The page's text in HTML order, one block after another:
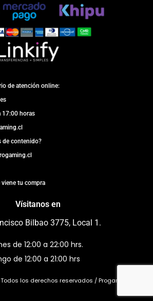
de atención online:
17:00 horas
de contenido?
viene tu compra
Vísitanos en
Bilbao 3775, Local 1.
de 12:00 a 22:00 hrs.
de 12:00 a 21:00 hrs
los derechos reservados / Progaming